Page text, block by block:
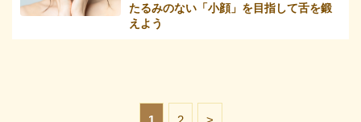
たるみのない「小顔」を目指して舌を鍛
えよう